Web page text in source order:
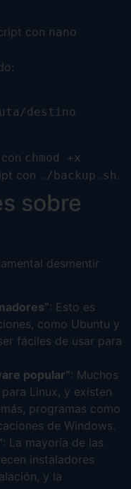
con nano
chmod +x
con ./backup.sh .
sobre
desmentir
: Esto es
como Ubuntu y
fáciles de usar para
popular”: Muchos
Linux, y existen
programas como
de Windows.
: La mayoría de las
instaladores
y la